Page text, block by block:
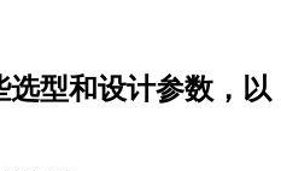
型和设计参数，以